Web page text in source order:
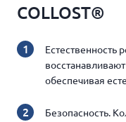
COLLOST®
Естественность
обеспечивая
Безопасность.